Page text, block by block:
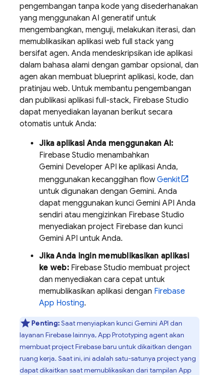
pengembangan tanpa kode yang disederhanakan
yang menggunakan AI generatif untuk
mengembangkan, menguji, melakukan iterasi, dan
memublikasikan aplikasi web full stack yang
bersifat agen. Anda mendeskripsikan ide aplikasi
dalam bahasa alami dengan gambar opsional, dan
agen akan membuat blueprint aplikasi, kode, dan
pratinjau web. Untuk membantu pengembangan
dan publikasi aplikasi full-stack, Firebase Studio
dapat menyediakan layanan berikut secara
otomatis untuk Anda:
Jika aplikasi Anda menggunakan AI:
Firebase Studio menambahkan
Gemini Developer API ke aplikasi Anda,
menggunakan kecanggihan flowGenkit
untuk digunakan dengan Gemini. Anda
dapat menggunakan kunci Gemini API Anda
sendiri atau mengizinkan Firebase Studio
menyediakan project Firebase dan kunci
Gemini API untuk Anda.
Jika Anda ingin memublikasikan aplikasi
ke web: Firebase Studio membuat project
dan menyediakan cara cepat untuk
memublikasikan aplikasi dengan Firebase
App Hosting.
Penting:Saat menyiapkan kunci Gemini API dan
layanan Firebase lainnya,App Prototyping agentakan
membuat project Firebase baru untuk dikaitkan dengan
ruang kerja. Saat ini, ini adalah satu-satunya project yang
dapat dikaitkan saat memublikasikan dari tampilan App